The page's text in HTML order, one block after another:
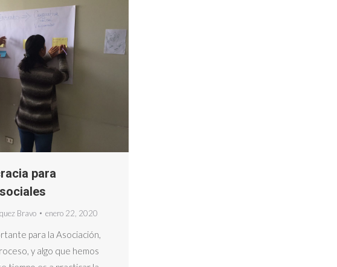
para
Bravo enero 22, 2020
para la Asociación,
y algo que hemos